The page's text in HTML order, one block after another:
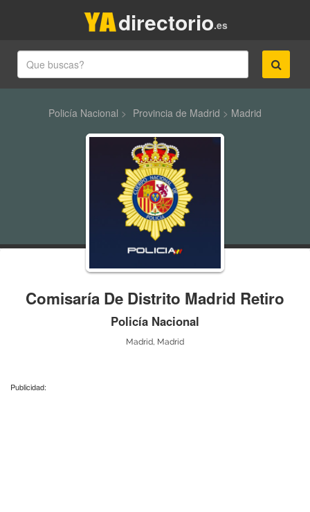
.es
directorio
Policía Nacional > Provincia de Madrid > Madrid
Comisaría De Distrito Madrid Retiro
Policía Nacional
Madrid, Madrid
Publicidad: